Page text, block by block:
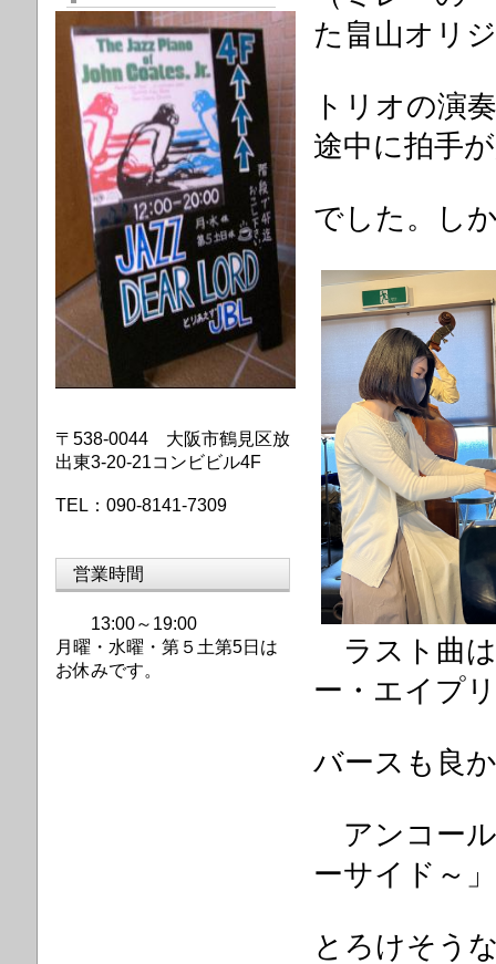
た畠山オリ
トリオの演
途中に拍手
でした。 し
ラスト曲
ー・エイプ
バースも良
アンコール
ーサイド～
とろけそう
〒538-0044 大阪市鶴見区放
出東3-20-21コンビビル4F
TEL：090-8141-7309
営業時間
13:00～19:00
月曜・水曜・第 ５土第5日は
お休みです。